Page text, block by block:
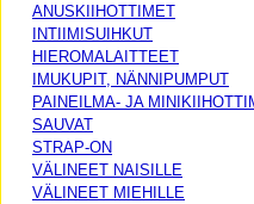
ANUSKIIHOTTIMET
INTIIMISUIHKUT
HIEROMALAITTEET
IMUKUPIT, NÄNNIPUMPUT
PAINEILMA- JA
SAUVAT
STRAP-ON
VÄLINEET NAISILLE
VÄLINEET MIEHILLE